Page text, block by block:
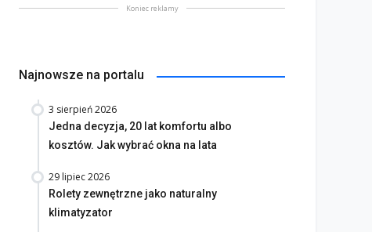
Okna bez tajemnic. Na co
Koniec reklamy
Najnowsze na portalu
3 sierpień 2026
Jedna decyzja, 20 lat komfortu albo
kosztów. Jak wybrać okna na lata
29 lipiec 2026
Rolety zewnętrzne jako naturalny
klimatyzator